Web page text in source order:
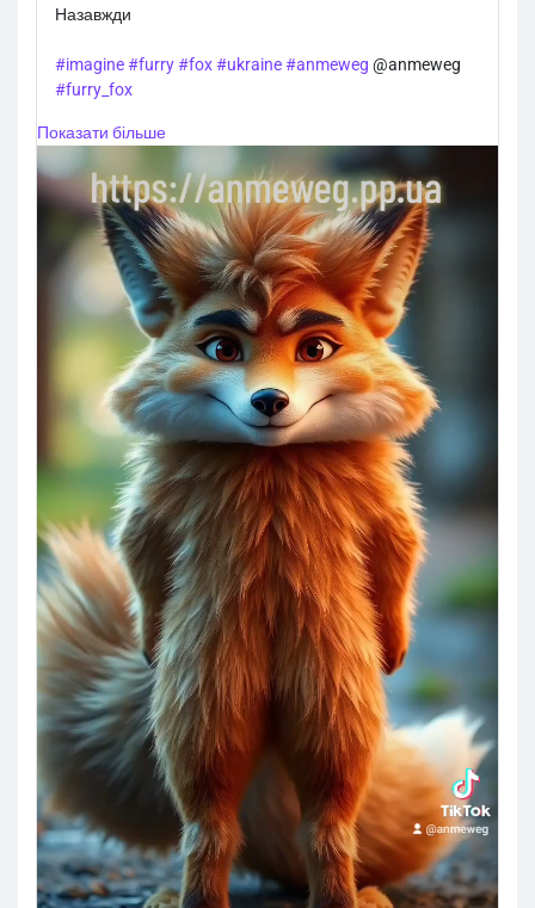
Назавжди
#imagine#furry#fox#ukraine#anmeweg @anmeweg
#furry_fox
https://anmeweg.pp.ua
Показати більше